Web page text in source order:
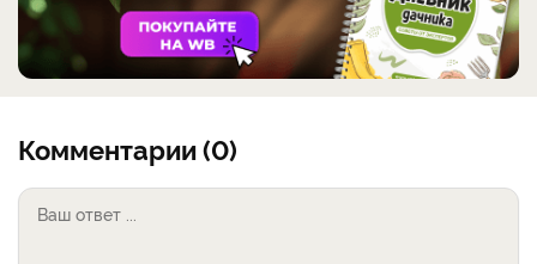
Комментарии (0)